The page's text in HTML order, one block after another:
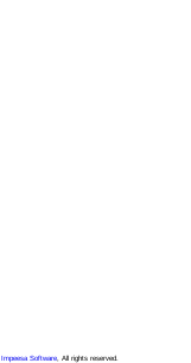
Impeesa Software, All rights reserved.